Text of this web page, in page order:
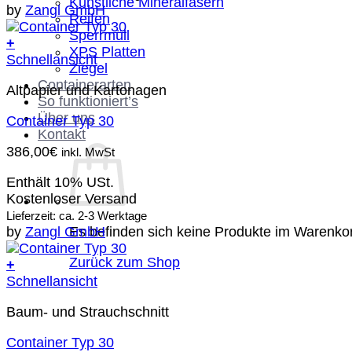
Reifen
Sperrmüll
XPS Platten
Ziegel
Containerarten
So funktioniert’s
Über uns
Kontakt
Es befinden sich keine Produkte im
Zurück zum Shop
by Zangl GmbH
+
Schnellansicht
Altpapier und Kartonagen
Container Typ 30
386,00€ inkl. MwSt
Enthält 10% USt.
Kostenloser Versand
Lieferzeit: ca. 2-3 Werktage
by Zangl GmbH
+
Schnellansicht
Baum- und Strauchschnitt
Container Typ 30